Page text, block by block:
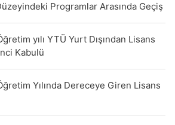
Programlar Arasında Geçiş
yılı YTÜ Yurt Dışından Lisans
Kabulü
Yılında Dereceye Giren Lisans